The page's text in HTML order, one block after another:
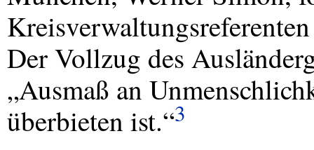
Der Vollzug des
„Ausmaß an
überbieten ist.“3